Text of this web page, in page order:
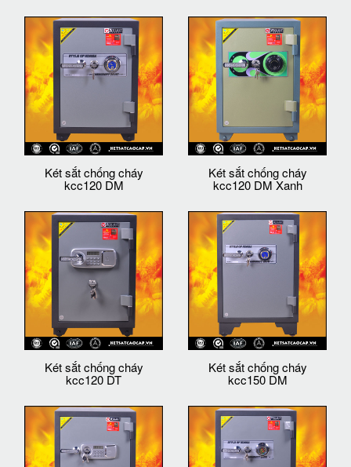
Két sắt chống cháy
kcc120 DM
Két sắt chống cháy
kcc120 DM Xanh
Két sắt chống cháy
kcc120 DT
Két sắt chống cháy
kcc150 DM